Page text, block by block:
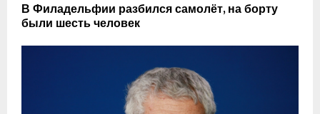
В Филадельфии разбился самолёт, на борту
были шесть человек